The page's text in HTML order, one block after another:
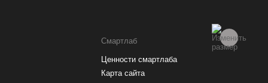
Смартлаб
Ценности смартлаба
Карта сайта